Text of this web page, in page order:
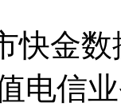
快金
电信